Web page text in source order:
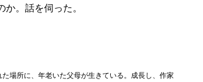
か。話を伺った。
場所に、年老いた父母が生きている。成長し、作家